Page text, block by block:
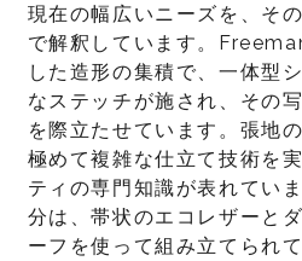
現在の幅広いニーズを、そ
で解釈しています。
した造形の集積で、一体型
なステッチが施され、その
を際立たせています。張地
極めて複雑な仕立て技術を
ティの専門知識が表れてい
分は、帯状のエコレザーと
ーフを使って組み立てられ